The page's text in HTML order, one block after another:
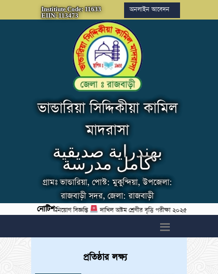
Institiute Code: 11633
EIIN: 113473
অনলাইন আবেদন
ভান্ডারিয়া সিদ্দিকীয়া কামিল
মাদরাসা
بهندراية صديقية
كامل مدرسة
গ্রামঃ ভান্ডারিয়া, পোস্ট: মুকুন্দিয়া, উপজেলা:
রাজবাড়ী সদর, জেলা: রাজবাড়ী
নোটিশ:
(গণিত) পদে নিয়োগ বিজ্ঞপ্তি
দাখিল অষ্টম শ্রেণীর বৃত্তি পরীক্ষা ২০২৫ এর সময়সূচি
প্রতিষ্ঠার লক্ষ্য